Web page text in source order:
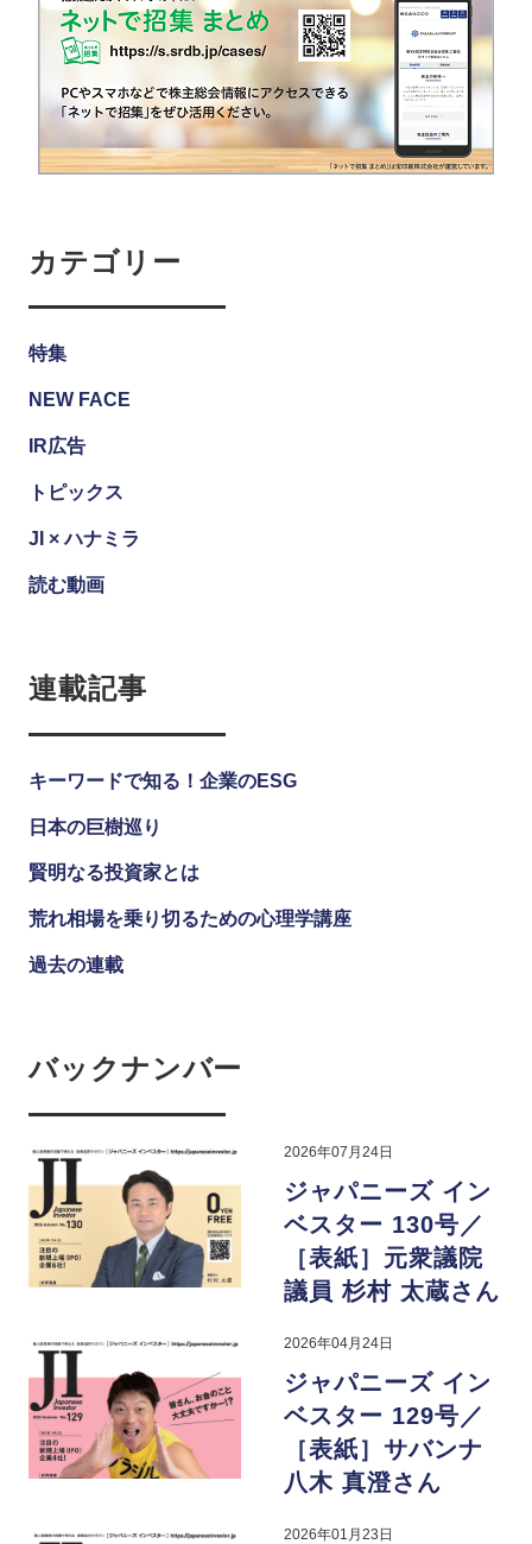
カテゴリー
特集
NEW FACE
IR広告
トピックス
JI × ハナミラ
読む動画
連載記事
キーワードで知る！企業のESG
日本の巨樹巡り
賢明なる投資家とは
荒れ相場を乗り切るための心理学講座
過去の連載
バックナンバー
2026年07月24日
ジャパニーズ イン
ベスター 130号／
［表紙］元衆議院
議員 杉村 太蔵さん
2026年04月24日
ジャパニーズ イン
ベスター 129号／
［表紙］サバンナ
八木 真澄さん
2026年01月23日